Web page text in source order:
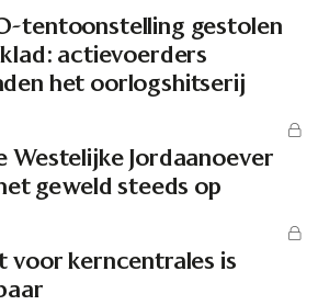
tentoonstelling gestolen
actievoerders
het oorlogshitserij
Westelijke Jordaanoever
geweld steeds op
voor kerncentrales is